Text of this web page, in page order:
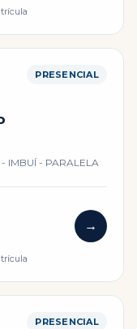
PRESENCIAL
IMBUÍ - PARALELA
→
PRESENCIAL